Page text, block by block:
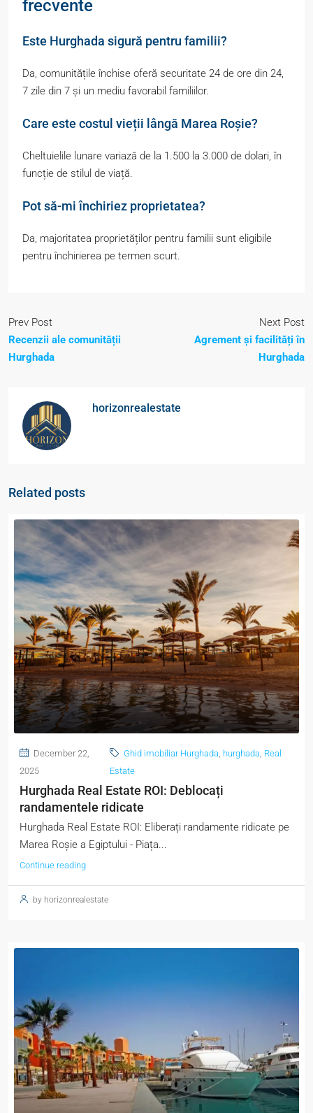
frecvente
Este Hurghada sigură pentru familii?
Da, comunitățile închise oferă securitate 24 de ore din 24,
7 zile din 7 și un mediu favorabil familiilor.
Care este costul vieții lângă Marea Roșie?
Cheltuielile lunare variază de la 1.500 la 3.000 de dolari, în
funcție de stilul de viață.
Pot să-mi închiriez proprietatea?
Da, majoritatea proprietăților pentru familii sunt eligibile
pentru închirierea pe termen scurt.
Prev Post
Recenzii ale comunității
Hurghada
Next Post
Agrement și facilități în
Hurghada
horizonrealestate
Related posts
December 22,
2025
Ghid imobiliar Hurghada, hurghada, Real
Estate
Hurghada Real Estate ROI: Deblocați
randamentele ridicate
Hurghada Real Estate ROI: Eliberați randamente ridicate pe
Marea Roșie a Egiptului - Piața...
Continue reading
by horizonrealestate